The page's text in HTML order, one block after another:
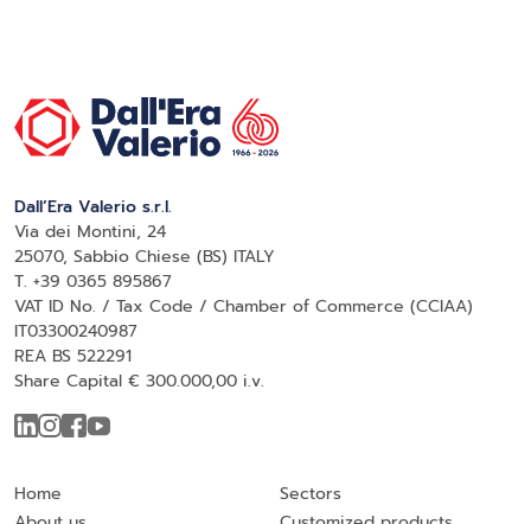
Dall’Era Valerio s.r.l.
Via dei Montini, 24
25070, Sabbio Chiese (BS) ITALY
T. +39 0365 895867
VAT ID No. / Tax Code / Chamber of Commerce (CCIAA)
IT03300240987
REA BS 522291
Share Capital € 300.000,00 i.v.
Home
Sectors